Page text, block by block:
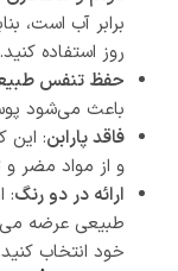
برابر آب است،
روز استفاده کنید.
حفظ تنفس
باعث می‌شود
فاقد پارابن:
و از مواد مضر
ارائه در دو رنگ:
طبیعی عرضه
خود انتخاب